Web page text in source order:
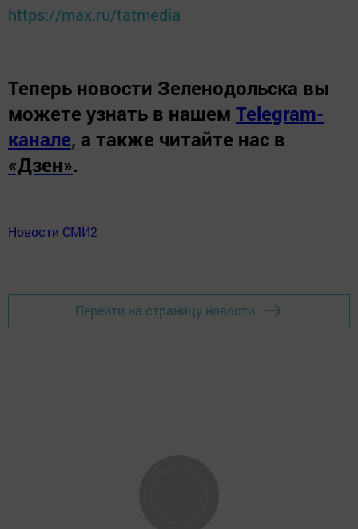
https://max.ru/tatmedia
Теперь новости Зеленодольска вы
можете узнать в нашем Telegram-
канале, а также читайте нас в
«Дзен».
Новости СМИ2
Перейти на страницу новости